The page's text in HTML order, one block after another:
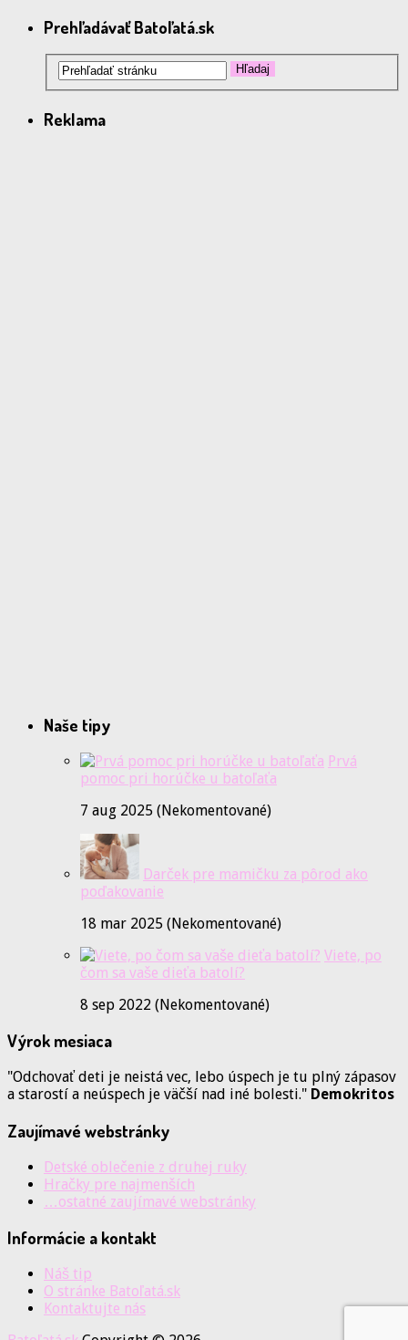
Prehľadávať Batoľatá.sk
Reklama
Naše tipy
Prvá
pomoc pri horúčke u batoľaťa
7 aug 2025 (Nekomentované)
Darček pre mamičku za pôrod ako
poďakovanie
18 mar 2025 (Nekomentované)
Viete, po
čom sa vaše dieťa batolí?
8 sep 2022 (Nekomentované)
Výrok mesiaca
"Odchovať deti je neistá vec, lebo úspech je tu plný zápasov
a starostí a neúspech je väčší nad iné bolesti." Demokritos
Zaujímavé webstránky
Detské oblečenie z druhej ruky
Hračky pre najmenších
…ostatné zaujímavé webstránky
Informácie a kontakt
Náš tip
O stránke Batoľatá.sk
Kontaktujte nás